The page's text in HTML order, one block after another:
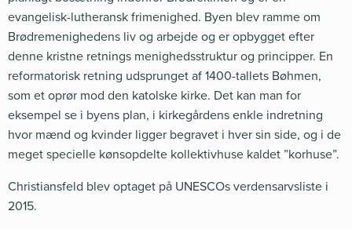
evangelisk-lutheransk frimenighed. Byen blev ramme om
Brødremenighedens liv og arbejde og er opbygget efter
denne kristne retnings menighedsstruktur og principper. En
reformatorisk retning udsprunget af 1400-tallets Bøhmen,
som et oprør mod den katolske kirke. Det kan man for
eksempel se i byens plan, i kirkegårdens enkle indretning
hvor mænd og kvinder ligger begravet i hver sin side, og i de
meget specielle kønsopdelte kollektivhuse kaldet ”korhuse”.
Christiansfeld blev optaget på UNESCOs verdensarvsliste i
2015.